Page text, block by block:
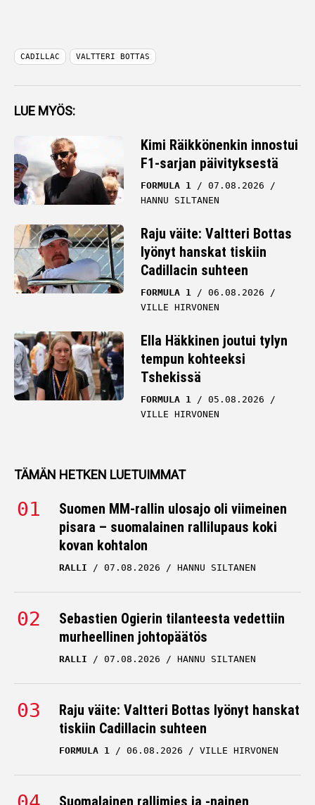
CADILLAC VALTTERI BOTTAS
LUE MYÖS:
Kimi Räikkönenkin innostui
F1-sarjan päivityksestä
FORMULA 1
07.08.2026
HANNU SILTANEN
Raju väite: Valtteri Bottas
lyönyt hanskat tiskiin
Cadillacin suhteen
FORMULA 1
06.08.2026
VILLE HIRVONEN
Ella Häkkinen joutui tylyn
tempun kohteeksi
Tshekissä
FORMULA 1
05.08.2026
VILLE HIRVONEN
TÄMÄN HETKEN LUETUIMMAT
Suomen MM-rallin ulosajo oli viimeinen
pisara – suomalainen rallilupaus koki
kovan kohtalon
RALLI 07.08.2026 HANNU SILTANEN
Sebastien Ogierin tilanteesta vedettiin
murheellinen johtopäätös
RALLI 07.08.2026 HANNU SILTANEN
Raju väite: Valtteri Bottas lyönyt hanskat
tiskiin Cadillacin suhteen
FORMULA 1 06.08.2026 VILLE HIRVONEN
Suomalainen rallimies ja -nainen